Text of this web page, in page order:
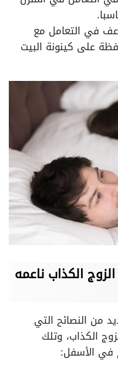
في التعامل مع
على كينونة البيت
الكذاب ناعمه
من النصائح التي
الكذاب، وتلك
في الأسفل: